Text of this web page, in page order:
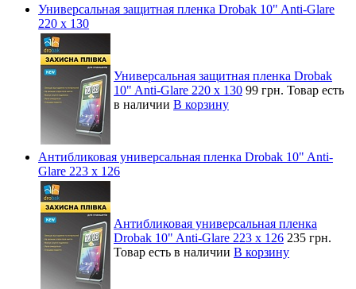
Универсальная защитная пленка Drobak 10" Anti-Glare
220 x 130
Универсальная защитная пленка Drobak
10" Anti-Glare 220 x 130 99 грн. Товар есть
в наличии В корзину
Антибликовая универсальная пленка Drobak 10" Anti-
Glare 223 x 126
Антибликовая универсальная пленка
Drobak 10" Anti-Glare 223 x 126 235 грн.
Товар есть в наличии В корзину